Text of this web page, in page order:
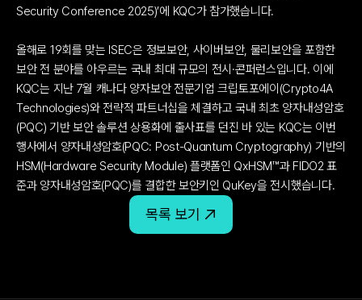
Security Conference 2025)’에 KQC가 참가했습니다.
올해로 19회를 맞는 ISEC은 정보보안, 사이버보안, 물리보안을 포함한
보안 전 분야를 아우르는 국내 최대 규모의 전시·콘퍼런스입니다. 이에
KQC는 지난 7월 캐나다 양자보안 전문기업 크립토포에이(Crypto4A
Technologies)와 전략적 파트너십을 체결하고 국내 최초 양자내성암호
(PQC) 기반 보안 솔루션 상용화에 출사표를 던진 바 있는 KQC는 이번
행사에서 양자내성암호(PQC: Post-Quantum Cryptography) 기반의
HSM(Hardware Security Module) 플랫폼인 QxHSM™과 FIDO2 표
준과 양자내성암호(PQC)를 결합한 보안키인 QuKey을 전시했습니다.
목록 보기